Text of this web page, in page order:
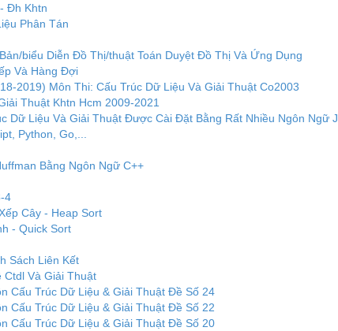
Đh Khtn
Phân Tán
biểu Diễn Đồ Thị/thuật Toán Duyệt Đồ Thị Và Ứng Dụng
Và Hàng Đợi
2019) Môn Thi: Cấu Trúc Dữ Liệu Và Giải Thuật Co2003
Thuật Khtn Hcm 2009-2021
Dữ Liệu Và Giải Thuật Được Cài Đặt Bằng Rất Nhiều Ngôn Ngữ J
Python, Go,...
Bằng Ngôn Ngữ C++
4
Cây - Heap Sort
- Quick Sort
Sách Liên Kết
Ctdl Và Giải Thuật
Cấu Trúc Dữ Liệu & Giải Thuật Đề Số 24
Cấu Trúc Dữ Liệu & Giải Thuật Đề Số 22
Cấu Trúc Dữ Liệu & Giải Thuật Đề Số 20